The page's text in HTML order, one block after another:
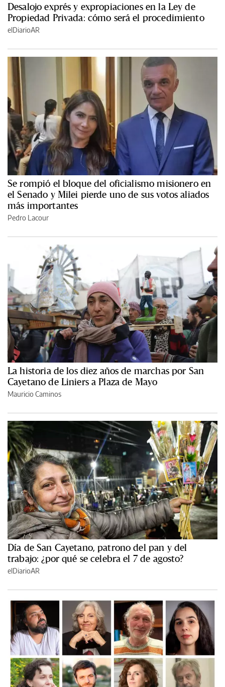
Desalojo exprés y expropiaciones en la Ley de
Propiedad Privada: cómo será el procedimiento
elDiarioAR
Se rompió el bloque del oficialismo misionero en
el Senado y Milei pierde uno de sus votos aliados
más importantes
Pedro Lacour
La historia de los diez años de marchas por San
Cayetano de Liniers a Plaza de Mayo
Mauricio Caminos
Día de San Cayetano, patrono del pan y del
trabajo: ¿por qué se celebra el 7 de agosto?
elDiarioAR